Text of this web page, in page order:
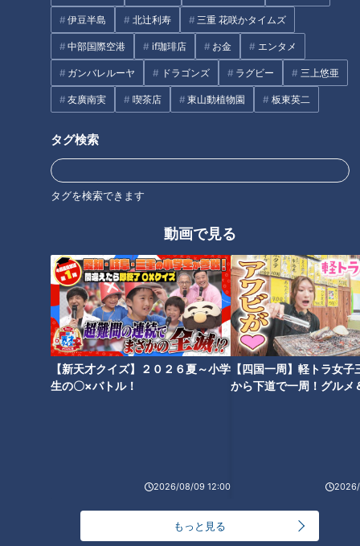
伊豆半島 北辻利寿 三重 花咲かタイムズ
中部国際空港 if珈琲店 お金 エンタメ
ガンバレルーヤ ドラゴンズ ラグビー 三上悠亜
友廣南実 喫茶店 東山動植物園 板東英二
タグ検索
タグを検索できます
動画で見る
【新天才クイズ】２０２６夏～小学
生の〇×バトル！
2026/08/09 12:00
【四国一周】軽トラ女子
から下道で一周！グルメ
もっと見る
山本尚範（名古屋大学 医学部付属病院救
急科長）
※出演者は予告なく変更となる場合があります。
会場：ＣＢＣホール（〒460-8405名古屋市中区新栄1-2-8 Ｃ
ＢＣ会館内）
主催：ＣＢＣテレビ
観覧チケット：全席指定 3,900円（税込） （販売中）
※５歳以上は有料。４歳以下は膝上のみ無料。お席が必要な場
合は有料。
チケット取り扱い：CBCチケットセンター
https://www.tickets.funity.jp/cbc/events/view/7882 ）
https://locipo.jp/premium/live/ceeaf6f4-83d0-4688-
adac-fadb378b2f09